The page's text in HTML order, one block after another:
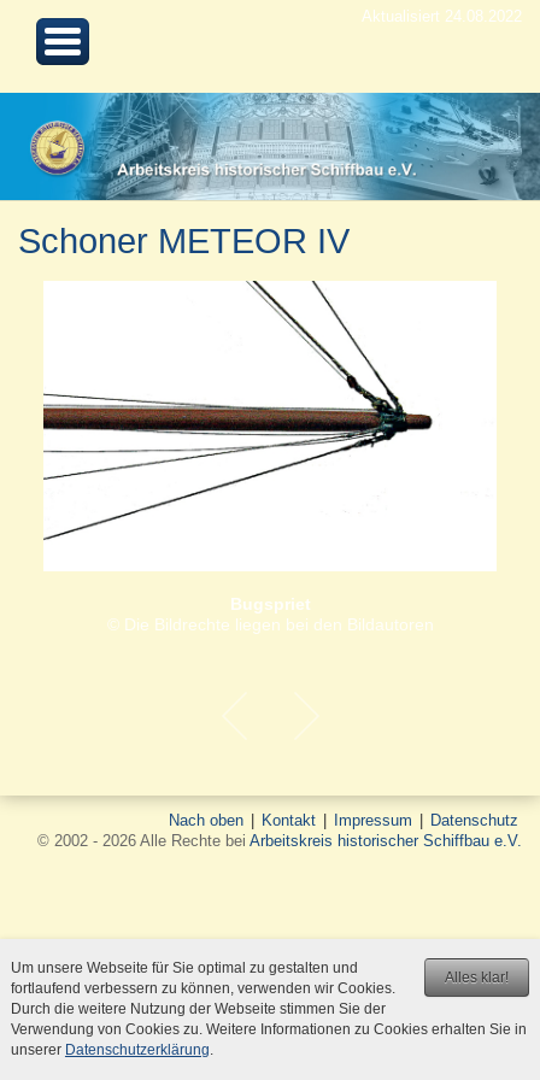
Aktualisiert 24.08.2022
Schoner METEOR IV
Bugspriet
© Die Bildrechte liegen bei den Bildautoren
Nach oben Kontakt Impressum
Datenschutz
© 2002 - 2026 Alle Rechte bei Arbeitskreis historischer Schiffbau e.V.
Alles klar!
Um unsere Webseite für Sie optimal zu gestalten und
fortlaufend verbessern zu können, verwenden wir Cookies.
Durch die weitere Nutzung der Webseite stimmen Sie der
Verwendung von Cookies zu. Weitere Informationen zu Cookies erhalten Sie in
unserer Datenschutzerklärung